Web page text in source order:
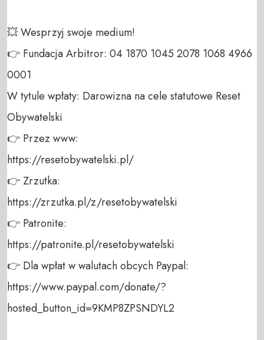
💥 Wesprzyj swoje medium!
👉 Fundacja Arbitror: 04 1870 1045 2078 1068 4966
0001
W tytule wpłaty: Darowizna na cele statutowe Reset
Obywatelski
👉 Przez www:
https://resetobywatelski.pl/
👉 Zrzutka:
https://zrzutka.pl/z/resetobywatelski
👉 Patronite:
https://patronite.pl/resetobywatelski
👉 Dla wpłat w walutach obcych Paypal:
https://www.paypal.com/donate/?
hosted_button_id=9KMP8ZPSNDYL2